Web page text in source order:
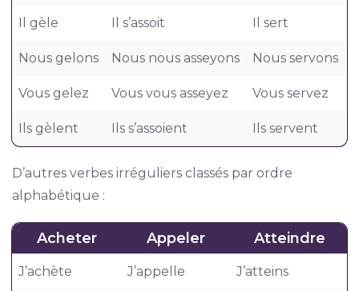
Il gèle Il s’assoit Il sert
Nous gelons Nous nous asseyons Nous servons
Vous gelez Vous vous asseyez Vous servez
Ils gèlent Ils s’assoient Ils servent
D’autres verbes irréguliers classés par ordre
alphabétique :
Acheter Appeler Atteindre
J’achète J’appelle J’atteins